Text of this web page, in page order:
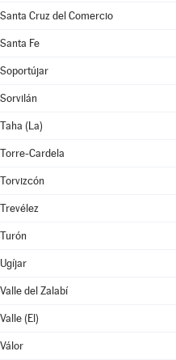
Santa Cruz del Comercio
Santa Fe
Soportújar
Sorvilán
Taha (La)
Torre-Cardela
Torvizcón
Trevélez
Turón
Ugíjar
Valle del Zalabí
Valle (El)
Válor